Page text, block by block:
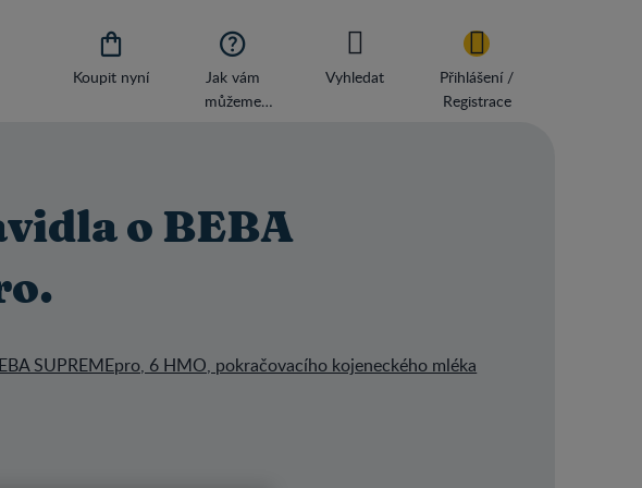

Koupit nyní

Jak vám
můžeme
Vyhledat
Přihlášení /
Registrace
o BEBA
SUPREMEpro, 6 HMO, pokračovacího kojeneckého mléka